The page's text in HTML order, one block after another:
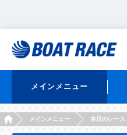
メインメニュー
HOMEメインメニュー 本日のレース